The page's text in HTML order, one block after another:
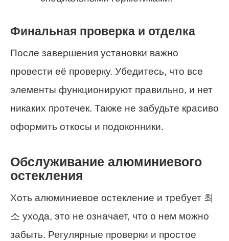
Финальная проверка и отделка
После завершения установки важно
провести её проверку. Убедитесь, что все
элементы функционируют правильно, и нет
никаких протечек. Также не забудьте красиво
оформить откосы и подоконники.
Обслуживание алюминиевого
остекления
Хоть алюминиевое остекление и требует 최
소 ухода, это не означает, что о нем можно
забыть. Регулярные проверки и простое